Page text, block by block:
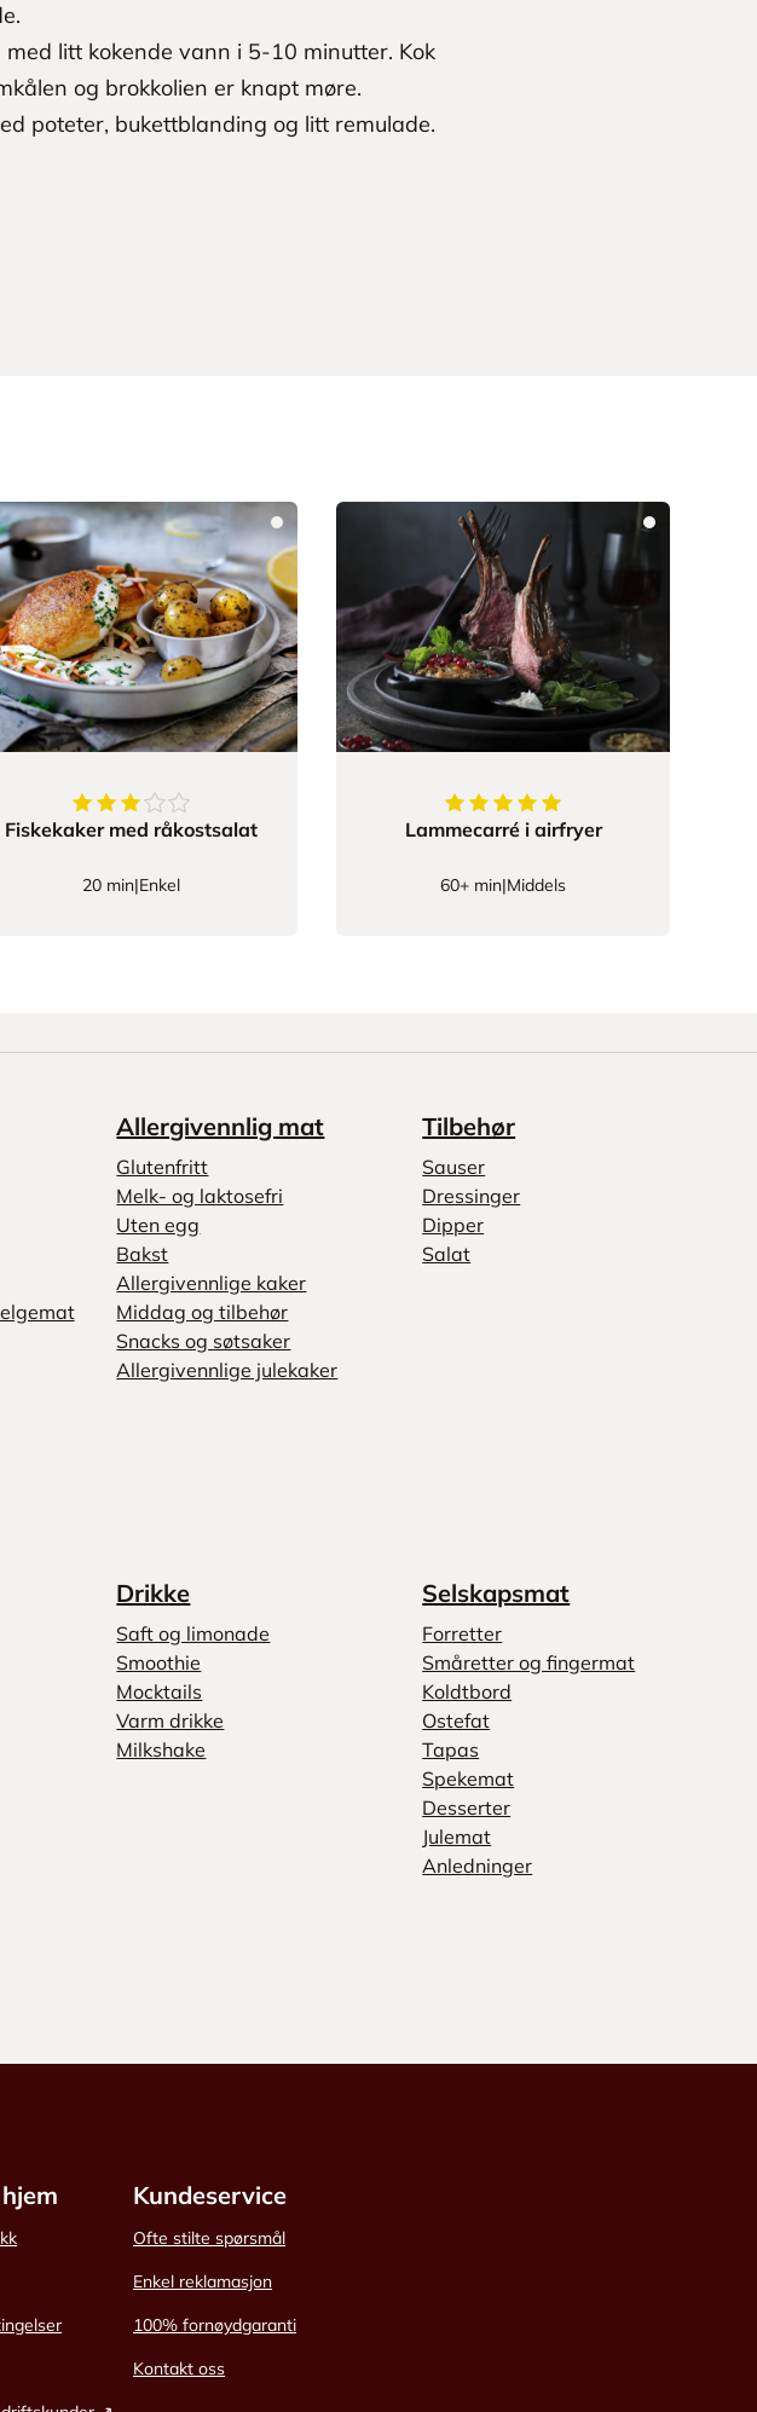
litt kokende vann i 5-10 minutter. Kok
og brokkolien er knapt møre.
poteter, bukettblanding og litt remulade.
3.7333333333333334
Fiskekaker med råkostsalat
20 min|Enkel
5av5stjerner
Lammecarré i airfryer
60+ min|Middels
Allergivennlig mat
Glutenfritt
Melk- og laktosefri
Uten egg
Bakst
Allergivennlige kaker
Middag og tilbehør
Snacks og søtsaker
Allergivennlige julekaker
Tilbehør
Sauser
Dressinger
Dipper
Salat
Drikke
Saft og limonade
Smoothie
Mocktails
Varm drikke
Milkshake
Selskapsmat
Forretter
Småretter og fingermat
Koldtbord
Ostefat
Tapas
Spekemat
Desserter
Julemat
Anledninger
Kundeservice
Ofte stilte spørsmål
Enkel reklamasjon
100% fornøydgaranti
Kontakt oss